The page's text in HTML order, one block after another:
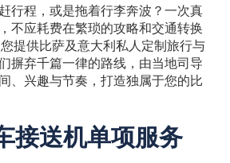
行程，或是拖着行李奔波？一次真
不应耗费在繁琐的攻略和交通转换
提供比萨及意大利私人定制旅行与
摒弃千篇一律的路线，由当地司导
、兴趣与节奏，打造独属于您的比
接送机单项服务